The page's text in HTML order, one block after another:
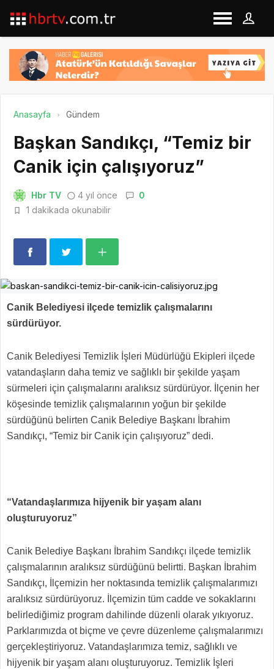
Anasayfa Gündem
Başkan Sandıkçı, “Temiz bir
Canik için çalışıyoruz”
Hbr TV 4 yıl önce
0
1 dakikada okunabilir
Canik Belediyesi ilçede temizlik çalışmalarını
sürdürüyor.
Canik Belediyesi Temizlik İşleri Müdürlüğü Ekipleri ilçede
vatandaşların daha temiz ve sağlıklı bir şekilde yaşam
sürmeleri için çalışmalarını aralıksız sürdürüyor. İlçenin her
köşesinde temizlik çalışmalarının yoğun bir şekilde
sürdüğünü belirten Canik Belediye Başkanı İbrahim
Sandıkçı, “Temiz bir Canik için çalışıyoruz” dedi.
“Vatandaşlarımıza hijyenik bir yaşam alanı
oluşturuyoruz”
Canik Belediye Başkanı İbrahim Sandıkçı ilçede temizlik
çalışmalarının aralıksız sürdüğünü belirtti. Başkan İbrahim
Sandıkçı, İlçemizin her noktasında temizlik çalışmalarımızı
aralıksız sürdürüyoruz. İlçemizin tüm cadde ve sokaklarını
belirlediğimiz program dahilinde düzenli olarak yıkıyoruz.
Parklarımızda ot biçme ve çevre düzenleme çalışmalarımızı
gerçekleştiriyoruz. Vatandaşlarımıza temiz, sağlıklı ve
hijyenik bir yaşam alanı oluşturuyoruz. Temizlik İşleri